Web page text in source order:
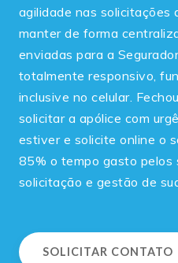
agilidade nas solicitações
manter de forma
enviadas para a
totalmente responsivo,
inclusive no celular.
solicitar a apólice com
estiver e solicite online o
85% o tempo gasto pelos
solicitação e gestão de
SOLICITAR CONTATO